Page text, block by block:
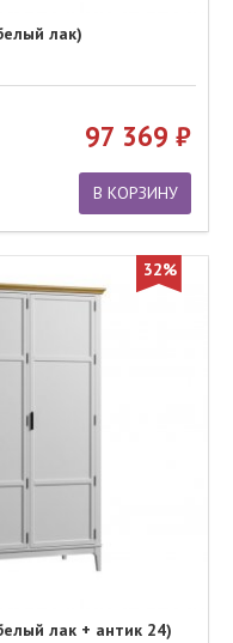
лак)
97 369
В КОРЗИНУ
32%
лак + антик 24)